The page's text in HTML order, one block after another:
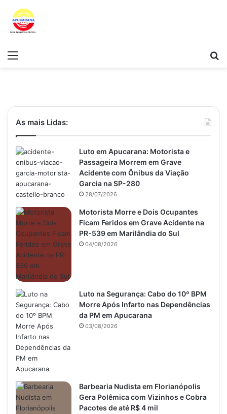
Menu
As mais Lidas:
Luto em Apucarana: Motorista e
Passageira Morrem em Grave
Acidente com Ônibus da Viação
Garcia na SP-280
28/07/2026
Motorista Morre e Dois Ocupantes
Ficam Feridos em Grave Acidente na
PR-539 em Marilândia do Sul
04/08/2026
Luto na Segurança: Cabo do 10º BPM
Morre Após Infarto nas Dependências
da PM em Apucarana
03/08/2026
Barbearia Nudista em Florianópolis
Gera Polêmica com Vizinhos e Cobra
Pacotes de até R$ 4 mil